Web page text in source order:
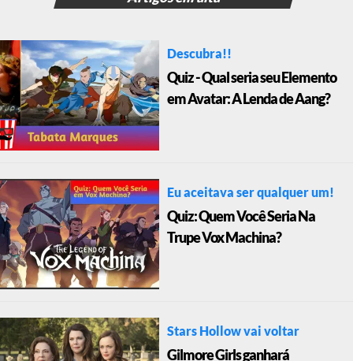
Descubra!!
Quiz - Qual seria seu Elemento
em Avatar: A Lenda de Aang?
Eu aceitava ser qualquer um!
Quiz: Quem Você Seria Na
Trupe Vox Machina?
Stars Hollow vai voltar
Gilmore Girls ganhará